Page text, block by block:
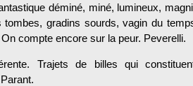
déminé, miné, lumineux,
gradins sourds, vagin du
compte encore sur la peur. Peverelli.
Trajets de billes qui